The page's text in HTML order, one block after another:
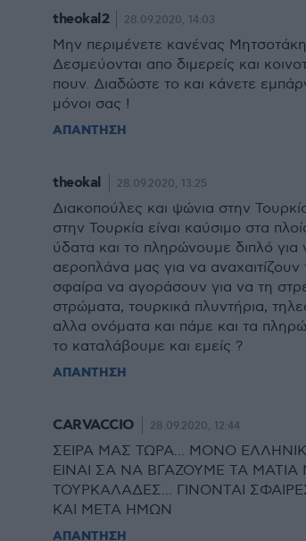
theokal2 28.09.2020, 14:03
Μην περιμένετε κανένας
Δεσμεύονται απο διμερείς και
πουν. Διαδώστε το και κάνετε
μόνοι σας !
ΑΠΑΝΤΗΣΗ
theokal 28.09.2020, 13:25
Διακοπούλες και ψώνια στην
στην Τουρκία είναι καύσιμο στα
ύδατα και το πληρώνουμε διπλό
αεροπλάνα μας για να
σφαίρα να αγοράσουν για να τη
στρώματα, τουρκικά πλυντήρια,
αλλα ονόματα και πάμε και τα
το καταλάβουμε και εμείς ?
ΑΠΑΝΤΗΣΗ
CARVACCIO 28.09.2020, 12:44
ΣΕΙΡΑ ΜΑΣ ΤΩΡΑ... ΜΟΝΟ
ΕΙΝΑΙ ΣΑ ΝΑ ΒΓΑΖΟΥΜΕ ΤΑ
ΤΟΥΡΚΑΛΑΔΕΣ... ΓΙΝΟΝΤΑΙ
ΚΑΙ ΜΕΤΑ ΗΜΩΝ
ΑΠΑΝΤΗΣΗ